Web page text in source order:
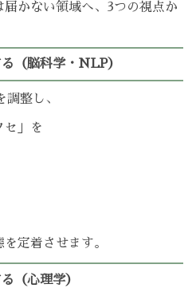
かない領域へ、3つの視点か
（脳科学・NLP）
整し、
セ」を
定着させます。
（心理学）